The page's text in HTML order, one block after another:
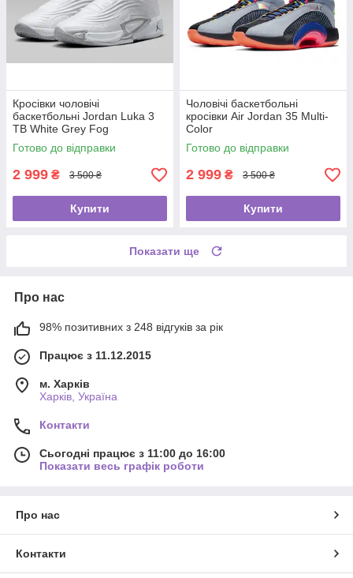
Кросівки чоловічі
баскетбольні Jordan Luka 3
TB White Grey Fog
Готово до відправки
2 999 ₴ 3 500 ₴
Купити
Чоловічі баскетбольні
кросівки Air Jordan 35 Multi-
Color
Готово до відправки
2 999 ₴ 3 500 ₴
Купити
Показати ще
Про нас
98% позитивних з 248 відгуків за рік
Працює з 11.12.2015
м. Харків
Харків, Україна
Контакти
Сьогодні працює з 11:00 до 16:00
Показати весь графік роботи
Про нас
Контакти